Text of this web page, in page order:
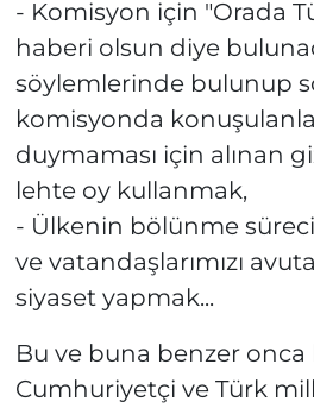
- Komisyon için "Orada
haberi olsun diye
söylemlerinde bulunup
komisyonda
duymaması için alınan
lehte oy kullanmak,
- Ülkenin bölünme
ve vatandaşlarımızı
siyaset yapmak...
Bu ve buna benzer
Cumhuriyetçi ve Türk